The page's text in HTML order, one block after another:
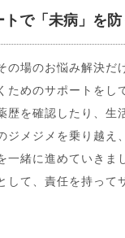
で「未病」を
の場のお悩み解決だ
ためのサポートをし
歴を確認したり、生
ジメジメを乗り越え
一緒に進めていきま
して、責任を持って